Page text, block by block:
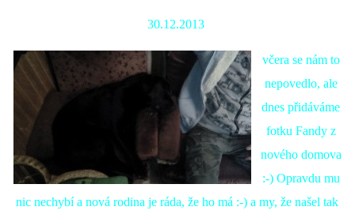
O FRETCE
CHCI SI POŘÍDIT FRETKU
30.12.2013
včera se nám to
nepovedlo, ale
dnes přidáváme
fotku Fandy z
nového domova
:-) Opravdu mu
nic nechybí a nová rodina je ráda, že ho má :-) a my, že našel tak